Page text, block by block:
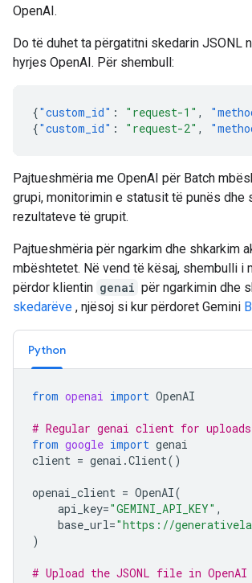
OpenAI.
Do të duhet ta përgatitni skedarin JSONL
hyrjes OpenAI. Për shembull:
{"custom_id" : "request-1" ,
{"custom_id" : "request-2" ,
Pajtueshmëria me OpenAI për Batch
grupi, monitorimin e statusit të punës dhe
rezultateve të grupit.
Pajtueshmëria për ngarkim dhe shkarkim
mbështetet. Në vend të kësaj, shembulli i
përdor klientin genai për ngarkimin dhe
skedarëve , njësoj si kur përdoret Gemini
Python
from openai import OpenAI
# Regular genai client for uploads
from google import genai
client = genai .Client()
openai_client = OpenAI(
api_key="GEMINI_API_KEY" ,
base_url="https://
)
# Upload the JSONL file in